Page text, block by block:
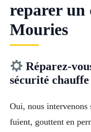
reparer un
Mouries
Réparez-
sécurité chauffe
Oui, nous intervenons
fuient, gouttent en